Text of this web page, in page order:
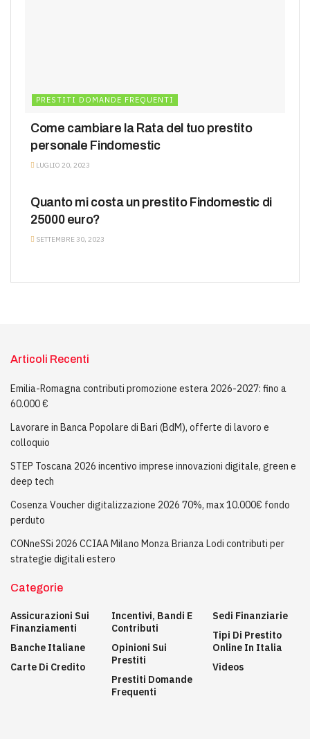
PRESTITI DOMANDE FREQUENTI
Come cambiare la Rata del tuo prestito
personale Findomestic
LUGLIO 20, 2023
Quanto mi costa un prestito Findomestic di
25000 euro?
SETTEMBRE 30, 2023
Articoli Recenti
Emilia-Romagna contributi promozione estera 2026-2027: fino a
60.000 €
Lavorare in Banca Popolare di Bari (BdM), offerte di lavoro e
colloquio
STEP Toscana 2026 incentivo imprese innovazioni digitale, green e
deep tech
Cosenza Voucher digitalizzazione 2026 70%, max 10.000€ fondo
perduto
CONneSSi 2026 CCIAA Milano Monza Brianza Lodi contributi per
strategie digitali estero
Categorie
Assicurazioni Sui
Finanziamenti
Banche Italiane
Carte Di Credito
Incentivi, Bandi E
Contributi
Opinioni Sui
Prestiti
Prestiti Domande
Frequenti
Sedi Finanziarie
Tipi Di Prestito
Online In Italia
Videos